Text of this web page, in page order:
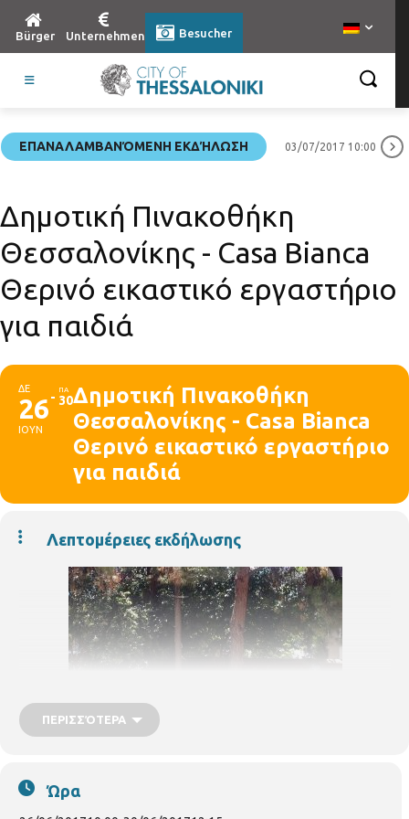
Bürger Unternehmen Besucher
ΕΠΑΝΑΛΑΜΒΑΝΌΜΕΝΗ ΕΚΔΉΛΩΣΗ 03/07/2017 10:00
Δημοτική Πινακοθήκη
Θεσσαλονίκης - Casa Bianca
Θερινό εικαστικό εργαστήριο
για παιδιά
ΔΕ
26
ΙΟΥΝ
ΠΑ
30Δημοτική Πινακοθήκη
Θεσσαλονίκης - Casa Bianca
Θερινό εικαστικό εργαστήριο
για παιδιά
Λεπτομέρειες εκδήλωσης
Η Δημοτική Πινακοθήκη Θεσσαλονίκης κοντά στους μικρούς
ΠΕΡΙΣΣΌΤΕΡΑ
Ώρα